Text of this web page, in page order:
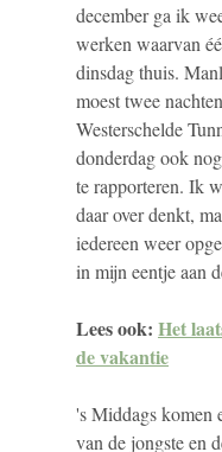
december ga ik
werken waarvan
dinsdag thuis.
moest twee
Westerschelde
donderdag ook
te rapporteren. Ik
daar over denkt,
iedereen weer
in mijn eentje aan
Lees ook: Het
de vakantie
's Middags komen
van de jongste en